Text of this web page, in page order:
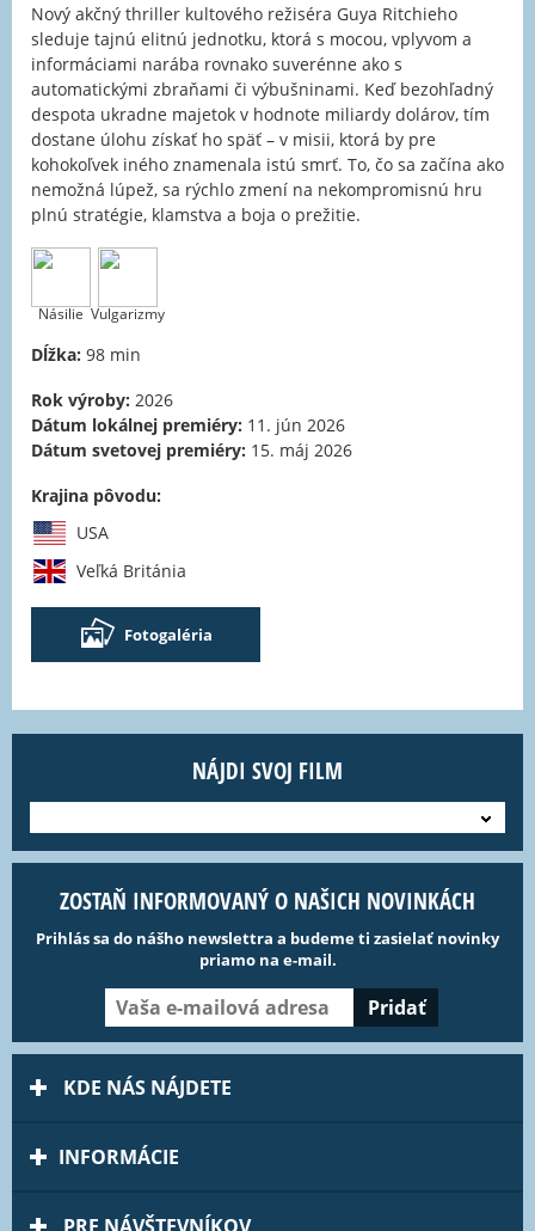
Nový akčný thriller kultového režiséra Guya Ritchieho
sleduje tajnú elitnú jednotku, ktorá s mocou, vplyvom a
informáciami narába rovnako suverénne ako s
automatickými zbraňami či výbušninami. Keď bezohľadný
despota ukradne majetok v hodnote miliardy dolárov, tím
dostane úlohu získať ho späť – v misii, ktorá by pre
kohokoľvek iného znamenala istú smrť. To, čo sa začína ako
nemožná lúpež, sa rýchlo zmení na nekompromisnú hru
plnú stratégie, klamstva a boja o prežitie.
Násilie Vulgarizmy
Dĺžka: 98 min
Rok výroby: 2026
Dátum lokálnej premiéry: 11. jún 2026
Dátum svetovej premiéry: 15. máj 2026
Krajina pôvodu:
USA
Veľká Británia
Fotogaléria
NÁJDI SVOJ FILM
ZOSTAŇ INFORMOVANÝ O NAŠICH NOVINKÁCH
Prihlás sa do nášho newslettra a budeme ti zasielať novinky
priamo na e-mail.
KDE NÁS NÁJDETE
INFORMÁCIE